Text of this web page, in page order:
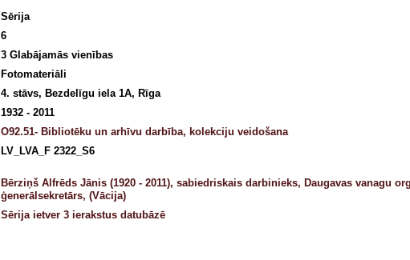
Sērija
6
3 Glabājamās vienības
Fotomateriāli
4. stāvs, Bezdelīgu iela 1A, Rīga
1932 - 2011
O92.51- Bibliotēku un arhīvu darbība, kolekciju veidošana
LV_LVA_F 2322_S6
Bērziņš Alfrēds Jānis (1920 - 2011), sabiedriskais darbinieks, Daugavas vanagu
ģenerālsekretārs, (Vācija)
Sērija ietver 3 ierakstus datubāzē